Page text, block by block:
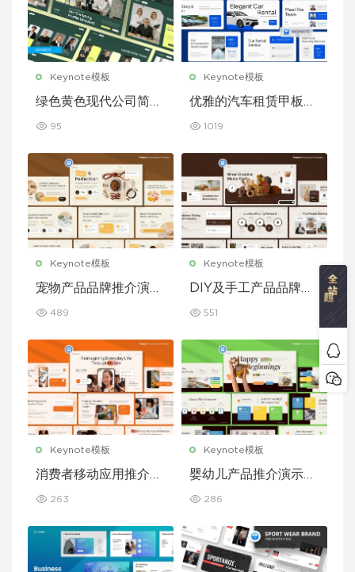
Keynote模板
绿色黄色现代公司简介
95
Keynote模板
优雅的汽车租赁甲板主
1019
Keynote模板
宠物产品品牌推介演示
e 模板
489
Keynote模板
DIY及手工产品品牌推
eynote 模板
551
Keynote模板
消费者移动应用推介演
ote 模板
263
Keynote模板
婴幼儿产品推介演示文
模板
286